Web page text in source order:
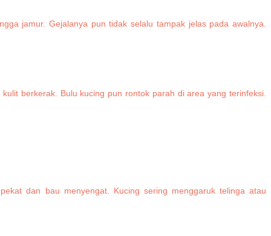
jamur. Gejalanya pun tidak selalu tampak jelas pada awalnya.
berkerak. Bulu kucing pun rontok parah di area yang terinfeksi.
dan bau menyengat. Kucing sering menggaruk telinga atau